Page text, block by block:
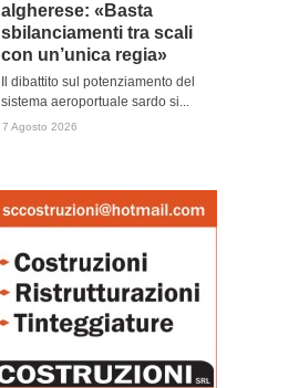
algherese: «Basta
sbilanciamenti tra scali
con un’unica regia»
Il dibattito sul potenziamento del
sistema aeroportuale sardo si...
7 Agosto 2026